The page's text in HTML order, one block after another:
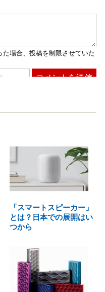
「スマートスピーカー」
とは？日本での展開はい
つから